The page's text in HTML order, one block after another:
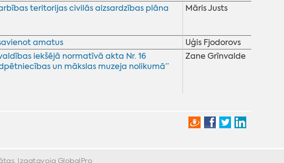
teritorijas civilās aizsardzības plāna
Māris Justs
amatus
Uģis Fjodorovs
iekšējā normatīvā akta Nr. 16
un mākslas muzeja nolikumā”
Zane Grīnvalde
Izgatavoja GlobalPro